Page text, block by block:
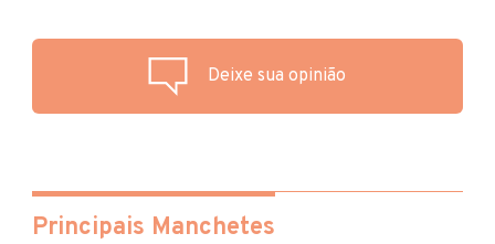
Deixe sua opinião
Principais Manchetes